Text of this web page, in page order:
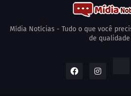
Mídia Notícias - Tudo o que você
de qualidade